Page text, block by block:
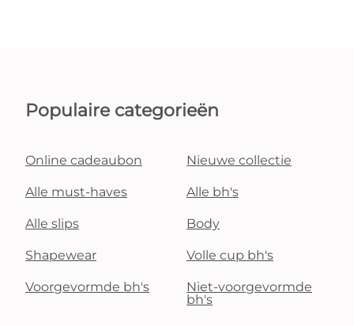
Populaire categorieën
Online cadeaubon Nieuwe collectie
Alle must-haves Alle bh's
Alle slips Body
Shapewear Volle cup bh's
Voorgevormde bh's
Niet-voorgevormde
bh's